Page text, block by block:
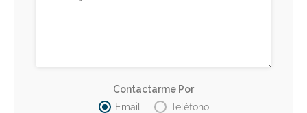
Contactarme Por
Email
Teléfono